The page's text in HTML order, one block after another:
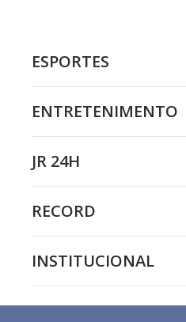
ESPORTES
ENTRETENIMENTO
JR 24H
RECORD
INSTITUCIONAL